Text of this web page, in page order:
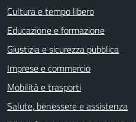
Cultura e tempo libero
Educazione e formazione
Giustizia e sicurezza pubblica
Imprese e commercio
Mobilità e trasporti
Salute, benessere e assistenza